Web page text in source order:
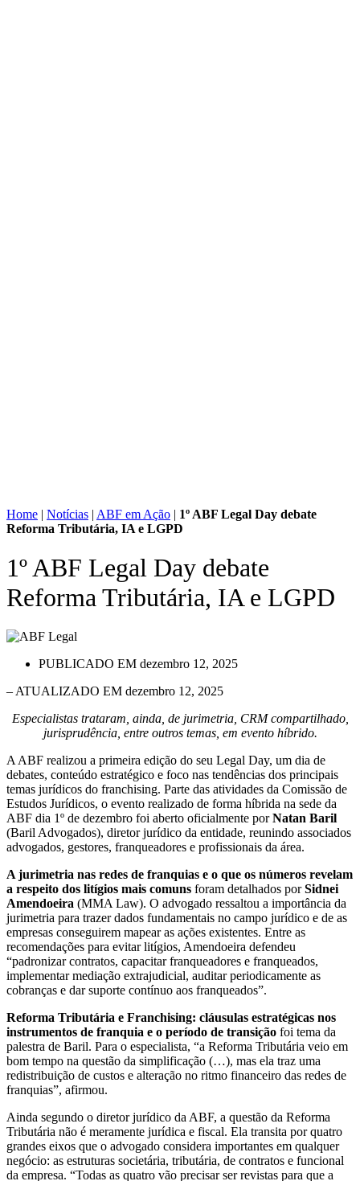
Home | Notícias | ABF em Ação | 1º ABF Legal Day debate
Reforma Tributária, IA e LGPD
1º ABF Legal Day debate
Reforma Tributária, IA e LGPD
PUBLICADO EM dezembro 12, 2025
– ATUALIZADO EM dezembro 12, 2025
Especialistas trataram, ainda, de jurimetria, CRM compartilhado,
jurisprudência, entre outros temas, em evento híbrido.
A ABF realizou a primeira edição do seu Legal Day, um dia de
debates, conteúdo estratégico e foco nas tendências dos principais
temas jurídicos do franchising. Parte das atividades da Comissão de
Estudos Jurídicos, o evento realizado de forma híbrida na sede da
ABF dia 1º de dezembro foi aberto oficialmente porNatan Baril
(Baril Advogados), diretor jurídico da entidade, reunindo associados
advogados, gestores, franqueadores e profissionais da área.
A jurimetria nas redes de franquias e o que os números revelam
a respeito dos litígios mais comuns foram detalhados porSidnei
Amendoeira (MMA Law). O advogado ressaltou a importância da
jurimetria para trazer dados fundamentais no campo jurídico e de as
empresas conseguirem mapear as ações existentes. Entre as
recomendações para evitar litígios, Amendoeira defendeu
“padronizar contratos, capacitar franqueadores e franqueados,
implementar mediação extrajudicial, auditar periodicamente as
cobranças e dar suporte contínuo aos franqueados”.
Reforma Tributária e Franchising: cláusulas estratégicas nos
instrumentos de franquia e o período de transição foi tema da
palestra de Baril. Para o especialista, “a Reforma Tributária veio em
bom tempo na questão da simplificação (…), mas ela traz uma
redistribuição de custos e alteração no ritmo financeiro das redes de
franquias”, afirmou.
Ainda segundo o diretor jurídico da ABF, a questão da Reforma
Tributária não é meramente jurídica e fiscal. Ela transita por quatro
grandes eixos que o advogado considera importantes em qualquer
negócio: as estruturas societária, tributária, de contratos e funcional
da empresa. “Todas as quatro vão precisar ser revistas para que a